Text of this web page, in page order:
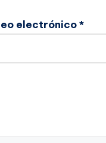
electrónico*